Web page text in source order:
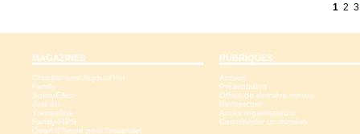
1 2 3
MAGAZINES
Christianisme Aujourd'hui
Family
SpirituElles
Just 4U
Trampoline
Family-FIPS
Quart d'heure pour l'essentiel
RUBRIQUES
Accueil
Présentation
Offres de dernière minute
Rechercher
Accès organisateurs
Commander un numéro